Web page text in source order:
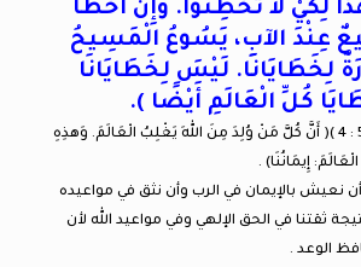
لِكَيْ لاَ تُخْطِئُوا. وَإِنْ أَخْطَأَ
عِنْدَ الآبِ، يَسُوعُ الْمَسِيحُ
لِخَطَايَانَا. لَيْسَ لِخَطَايَانَا
كُلِّ الْعَالَمِ أَيْضًا ).
( رسالة يوحنا الأولى 5 : 4 )( أَنَّ كُلَّ مَنْ وُلِدَ مِنَ اللهِ يَغْلِبُ الْعَالَمَ. وَهذِهِ
إِيمَانُنَا) .
نعيش بالإيمان في الرب وأن نثق في مواعيده
ثقتنا في الحق الإلهي وفي مواعيد الله لأن
الوعد .